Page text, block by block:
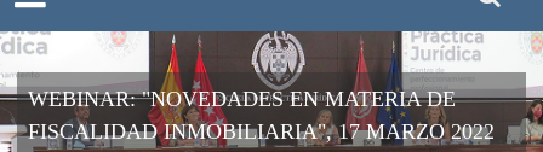
WEBINAR: "NOVEDADES EN MATERIA DE
FISCALIDAD INMOBILIARIA", 17 MARZO 2022